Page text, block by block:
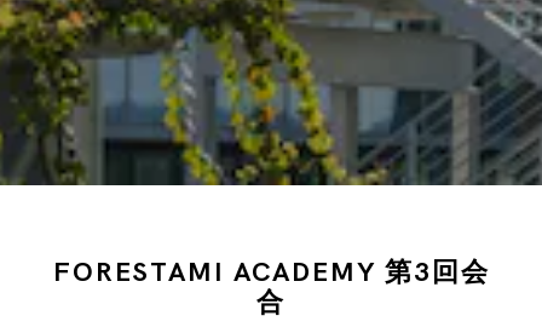
FORESTAMI ACADEMY 第3回会
合